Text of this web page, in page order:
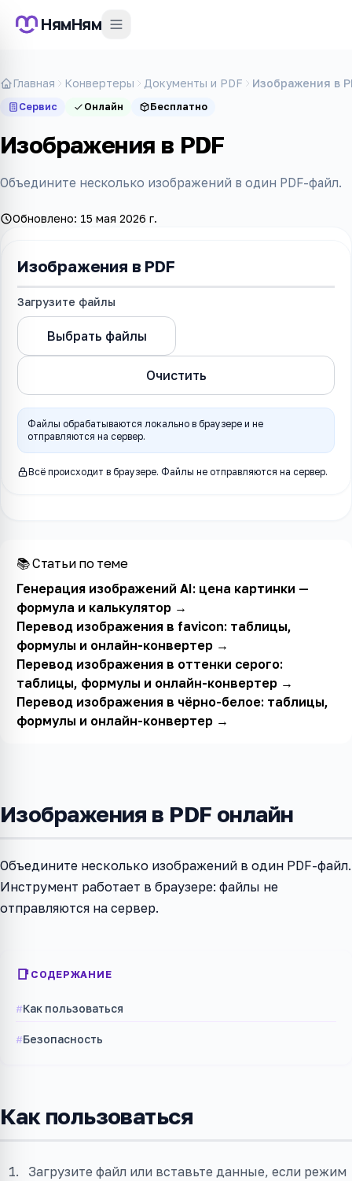
НямНям
Главная Конвертеры Документы и PDF Изображения в
Сервис Онлайн Бесплатно
Изображения в PDF
Объедините несколько изображений в один PDF-файл.
Обновлено: 15 мая 2026 г.
Изображения в PDF
Загрузите файлы
Выбрать файлы
Очистить
Файлы обрабатываются локально в браузере и не
отправляются на сервер.
Всё происходит в браузере. Файлы не отправляются на сервер.
📚 Статьи по теме
Генерация изображений AI: цена картинки —
формула и калькулятор→
Перевод изображения в favicon: таблицы,
формулы и онлайн-конвертер→
Перевод изображения в оттенки серого:
таблицы, формулы и онлайн-конвертер→
Перевод изображения в чёрно-белое: таблицы,
формулы и онлайн-конвертер→
Изображения в PDF онлайн
Объедините несколько изображений в один PDF-файл.
Инструмент работает в браузере: файлы не
отправляются на сервер.
СОДЕРЖАНИЕ
Как пользоваться
Безопасность
Как пользоваться
Загрузите файл или вставьте данные, если режим